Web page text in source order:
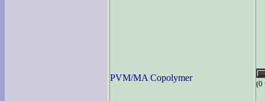
PVM/MA Copolymer
(0